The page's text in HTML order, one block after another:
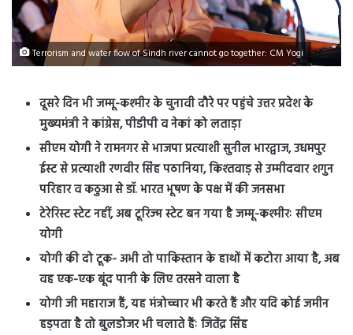
Terrorism and water flow of Sindh river cannot go together: CM Yogi
दूसरे दिन भी जम्मू-कश्मीर के चुनावी दौरे पर पहुंचे उत्तर प्रदेश के
मुख्यमंत्री ने कांग्रेस, पीडीपी व नेकां को लताड़ा
सीएम योगी ने रामनगर से भाजपा प्रत्याशी सुनील भारद्वाज, उधमपुर
ईस्ट से प्रत्याशी रणवीर सिंह पठानिया, किश्तवाड़ से उम्मीदवार शगुन
परिहार व कठुआ से डॉ. भारत भूषण के पक्ष में की जनसभा
टेरेरिस्ट स्टेट नहीं, अब टूरिज्म स्टेट बन गया है जम्मू-कश्मीरः सीएम
योगी
योगी की दो टूक- अभी तो पाकिस्तान के हाथों में कटोरा आया है, अब
वह एक-एक बूंद पानी के लिए तरसने वाला है
योगी जी महाराज हैं, यह मंत्रोच्चार भी करते हैं और यदि कोई जमीन
हड़पता है तो बुलडोजर भी चलाते हैंः जितेंद्र सिंह